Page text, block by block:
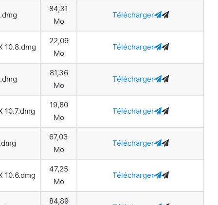
84,31
Mo
Télécharger
10.8.dmg
22,09
Mo
Télécharger
81,36
Mo
Télécharger
10.7.dmg
19,80
Mo
Télécharger
67,03
Mo
Télécharger
10.6.dmg
47,25
Mo
Télécharger
84,89